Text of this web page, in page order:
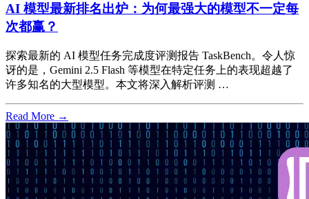
AI 模型最新排名出炉：为何最强大的模型不一定每
次都赢？
探索最新的 AI 模型任务完成度评测报告 TaskBench。令人惊
讶的是，Gemini 2.5 Flash 等模型在特定任务上的表现超越了
许多知名的大型模型。本文将深入解析评测 …
Read More →